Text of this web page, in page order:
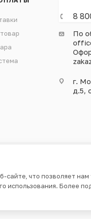
8
По
г.
д.5,
что позволяет нам
использования. Более